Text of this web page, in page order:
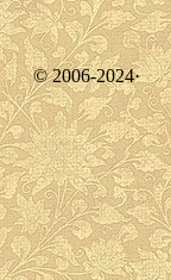
© 2006-2024·